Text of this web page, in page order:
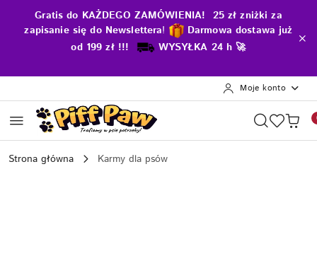
Przejdź do treści głównej
Przejdź do wyszukiwarki
Przejdź do moje konto
Przejdź do menu głównego
Przejdź do opisu produktu
Przejdź do stopki
Gratis do KAŻDEGO ZAMÓWIENIA! 25 zł zniżki za
zapisanie się do Newslettera! Darmowa dostawa już
od 199 zł !!!
WYSYŁKA 24 h 🚀
Moje konto
Strona główna Karmy dla psów